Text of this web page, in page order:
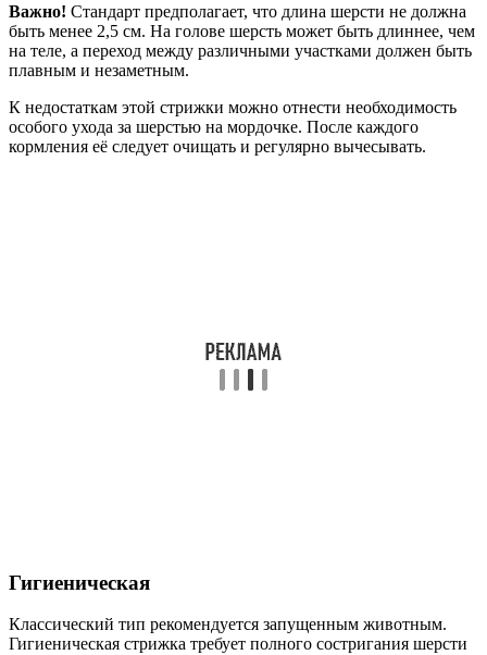
Важно! Стандарт предполагает, что длина шерсти не должна
быть менее 2,5 см. На голове шерсть может быть длиннее, чем
на теле, а переход между различными участками должен быть
плавным и незаметным.
К недостаткам этой стрижки можно отнести необходимость
особого ухода за шерстью на мордочке. После каждого
кормления её следует очищать и регулярно вычесывать.
Гигиеническая
Классический тип рекомендуется запущенным животным.
Гигиеническая стрижка требует полного состригания шерсти